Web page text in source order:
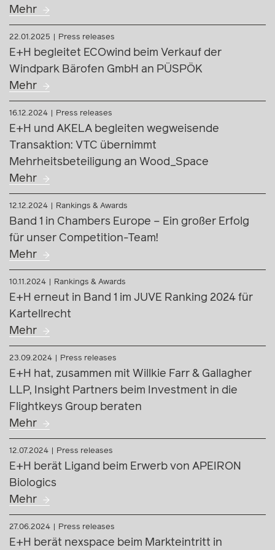
Mehr
22.01.2025 Press releases
E+H begleitet ECOwind beim Verkauf der
Windpark Bärofen GmbH an PÜSPÖK
Mehr
16.12.2024 Press releases
E+H und AKELA begleiten wegweisende
Transaktion: VTC übernimmt
Mehrheitsbeteiligung an Wood_Space
Mehr
12.12.2024 Rankings & Awards
Band 1 in Chambers Europe – Ein großer Erfolg
für unser Competition-Team!
Mehr
10.11.2024 Rankings & Awards
E+H erneut in Band 1 im JUVE Ranking 2024 für
Kartellrecht
Mehr
23.09.2024 Press releases
E+H hat, zusammen mit Willkie Farr & Gallagher
LLP, Insight Partners beim Investment in die
Flightkeys Group beraten
Mehr
12.07.2024 Press releases
E+H berät Ligand beim Erwerb von APEIRON
Biologics
Mehr
27.06.2024 Press releases
E+H berät nexspace beim Markteintritt in